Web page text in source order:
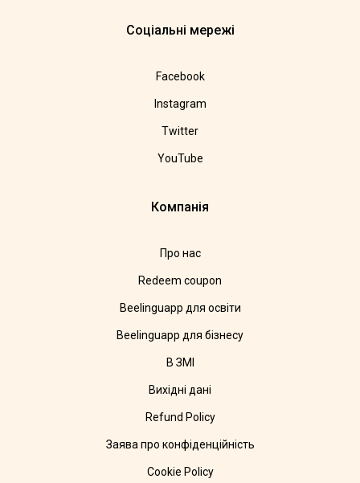
Соціальні мережі
Facebook
Instagram
Twitter
YouTube
Компанія
Про нас
Redeem coupon
Beelinguapp для освіти
Beelinguapp для бізнесу
В ЗМІ
Вихідні дані
Refund Policy
Заява про конфіденційність
Cookie Policy